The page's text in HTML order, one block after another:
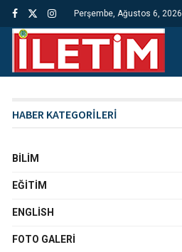
Perşembe, Ağustos 6, 2026
HABER KATEGORİLERİ
BILIM
EĞITIM
ENGLISH
FOTO GALERI